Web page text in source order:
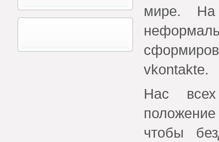
мире.
vkontakte.
Нас
чтобы